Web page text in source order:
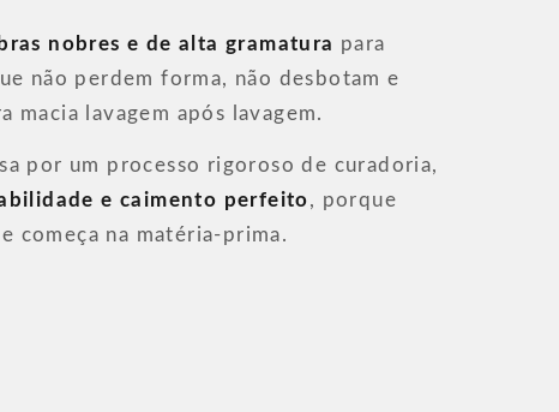
nobres e de alta gramatura para
não perdem forma, não desbotam e
macia lavagem após lavagem.
por um processo rigoroso de curadoria,
e caimento perfeito, porque
começa na matéria-prima.